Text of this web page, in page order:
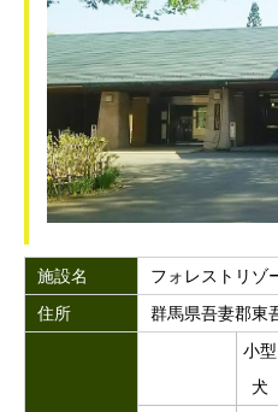
施設名
フォレストリ
住所
群馬県吾妻郡東
小型
犬